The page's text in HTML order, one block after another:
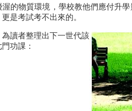
的物質環境，學校教他們應付升
是考試考不出來的。
讀者整理出下一世代該
功課：